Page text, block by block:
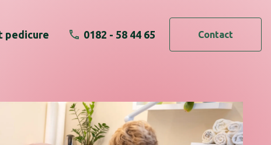
pedicure 0182 - 58 44 65 Contact